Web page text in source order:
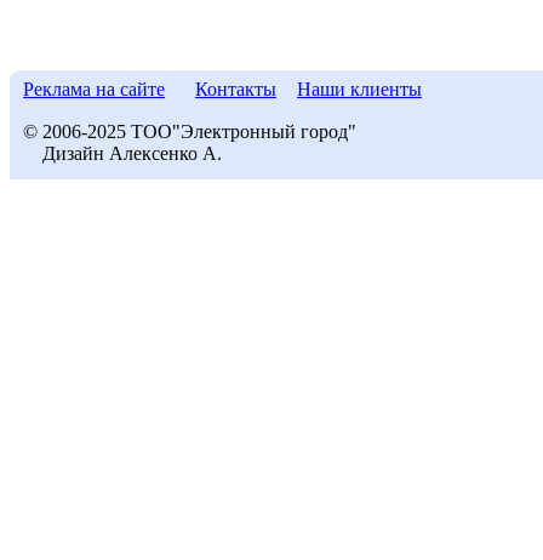
Реклама на сайте Контакты Наши клиенты
© 2006-2025 ТОО"Электронный город"
Дизайн Алексенко А.